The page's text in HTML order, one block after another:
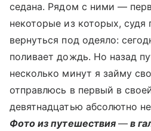
седана. Рядом с ними —
некоторые из которых, судя
вернуться под одеяло:
поливает дождь. Но назад
несколько минут я займу
отправлюсь в первый в
девятнадцатью абсолютно
Фото из путешествия — в